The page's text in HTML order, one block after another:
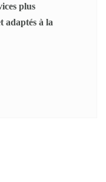
plus
adaptés à la